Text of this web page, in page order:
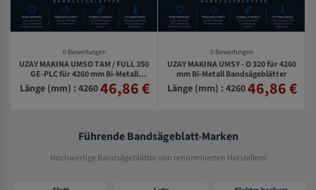
0 Bewertungen
UZAY MAKINA UMSO TAM / FULL 350
GE-PLC für 4260 mm Bi-Metall
Bandsägeblätter
Länge (mm) : 426046,86 €
0 Bewertungen
UZAY MAKINA UMSY - O 320 für 4260
mm Bi-Metall Bandsägeblätter
Länge (mm) : 426046,86 €
Führende Bandsägeblatt-Marken
Hochwertige Bandsägeblätter von renommierten Herstellern